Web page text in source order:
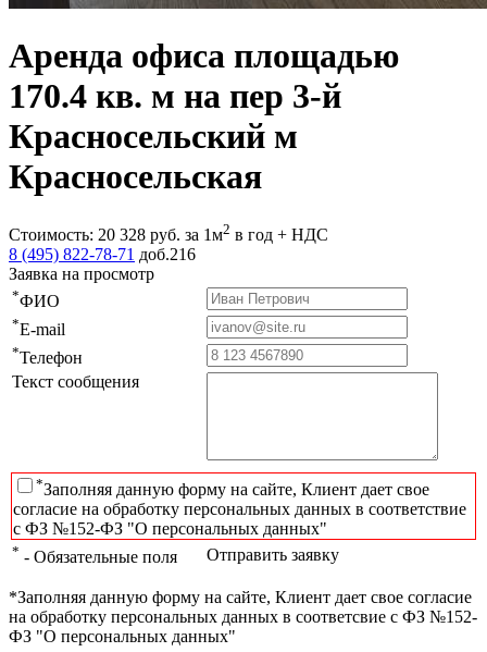
Аренда офиса площадью
170.4 кв. м на пер 3-й
Красносельский м
Красносельская
Стоимость: 20 328 руб. за 1м2 в год + НДС
8 (495) 822-78-71 доб.216
Заявка на просмотр
*ФИО
*E-mail
*Телефон
Текст сообщения
*Заполняя данную форму на сайте, Клиент дает свое
согласие на обработку персональных данных в соответствие
с ФЗ №152-ФЗ "О персональных данных"
* - Обязательные поля Отправить заявку
*Заполняя данную форму на сайте, Клиент дает свое согласие
на обработку персональных данных в соответсвие с ФЗ №152-
ФЗ "О персональных данных"